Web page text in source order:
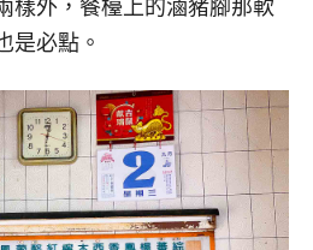
樣外，餐檯上的滷豬腳那軟
是必點。